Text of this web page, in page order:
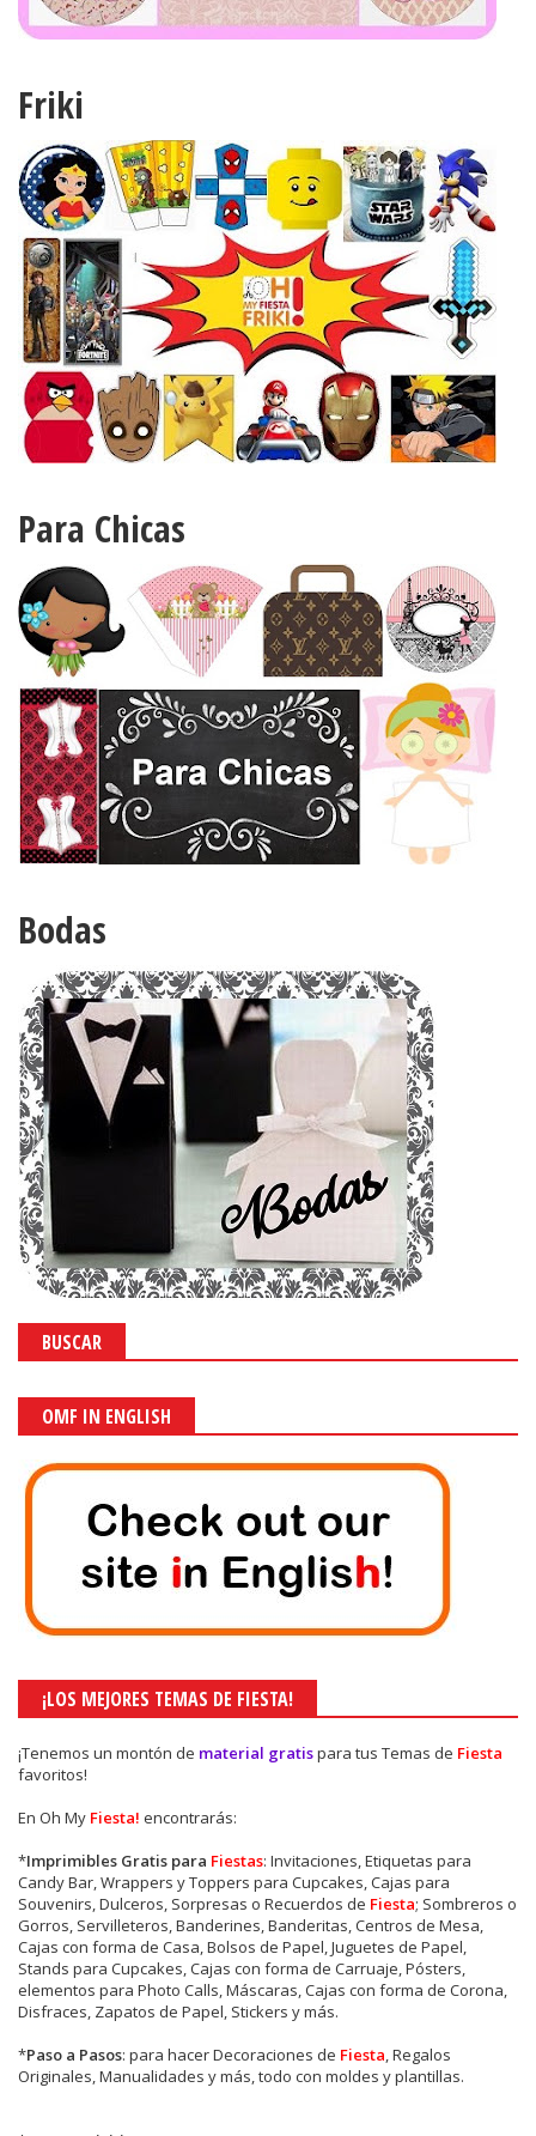
Friki
Para Chicas
Bodas
BUSCAR
OMF IN ENGLISH
¡LOS MEJORES TEMAS DE FIESTA!
¡Tenemos un montón de material gratispara tus Temas de Fiesta
favoritos!
En Oh My Fiesta! encontrarás:
*Imprimibles Gratis para Fiestas: Invitaciones, Etiquetas para
Candy Bar, Wrappers y Toppers para Cupcakes, Cajas para
Souvenirs, Dulceros, Sorpresas o Recuerdos de Fiesta; Sombreros o
Gorros, Servilleteros, Banderines, Banderitas, Centros de Mesa,
Cajas con forma de Casa, Bolsos de Papel, Juguetes de Papel,
Stands para Cupcakes, Cajas con forma de Carruaje, Pósters,
elementos para Photo Calls, Máscaras, Cajas con forma de Corona,
Disfraces, Zapatos de Papel, Stickers y más.
*Paso a Pasos: para hacer Decoraciones de Fiesta, Regalos
Originales, Manualidades y más, todo con moldes y plantillas.